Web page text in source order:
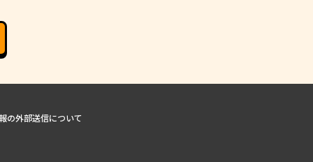
の外部送信について